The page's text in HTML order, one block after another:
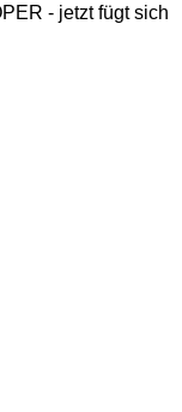
- jetzt fügt sich